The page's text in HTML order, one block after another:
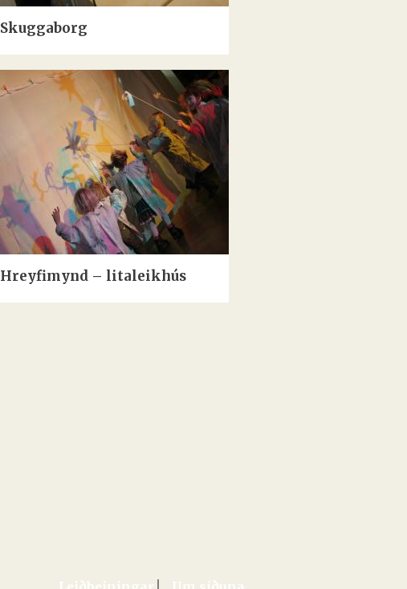
Skuggaborg
Hreyfimynd – litaleikhús